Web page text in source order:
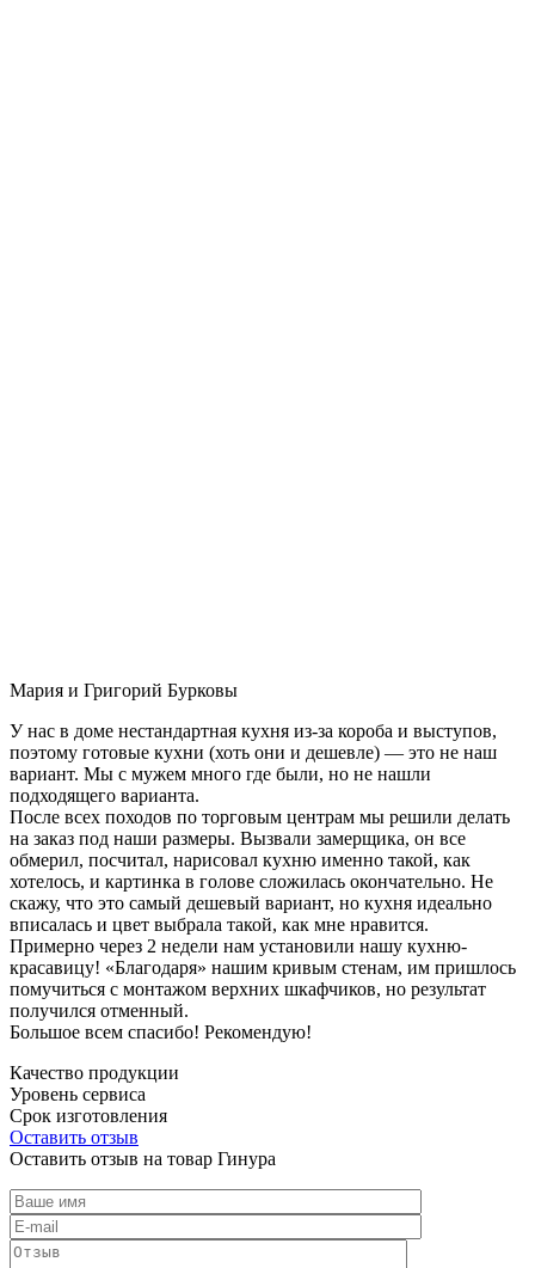
Мария и Григорий Бурковы
У нас в доме нестандартная кухня из-за короба и выступов,
поэтому готовые кухни (хоть они и дешевле) — это не наш
вариант. Мы с мужем много где были, но не нашли
подходящего варианта.
После всех походов по торговым центрам мы решили делать
на заказ под наши размеры. Вызвали замерщика, он все
обмерил, посчитал, нарисовал кухню именно такой, как
хотелось, и картинка в голове сложилась окончательно. Не
скажу, что это самый дешевый вариант, но кухня идеально
вписалась и цвет выбрала такой, как мне нравится.
Примерно через 2 недели нам установили нашу кухню-
красавицу! «Благодаря» нашим кривым стенам, им пришлось
помучиться с монтажом верхних шкафчиков, но результат
получился отменный.
Большое всем спасибо! Рекомендую!
Качество продукции
Уровень сервиса
Срок изготовления
Оставить отзыв
Оставить отзыв на товар Гинура